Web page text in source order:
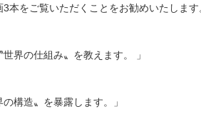
をご覧いただくことをお勧めいたします
界の仕組み〟を教えます。 」
構造〟を暴露します。」